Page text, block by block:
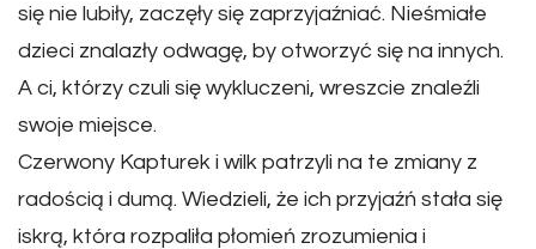
się nie lubiły, zaczęły się zaprzyjaźniać. Nieśmiałe
dzieci znalazły odwagę, by otworzyć się na innych.
A ci, którzy czuli się wykluczeni, wreszcie znaleźli
swoje miejsce.
Czerwony Kapturek i wilk patrzyli na te zmiany z
radością i dumą. Wiedzieli, że ich przyjaźń stała się
iskrą, która rozpaliła płomień zrozumienia i